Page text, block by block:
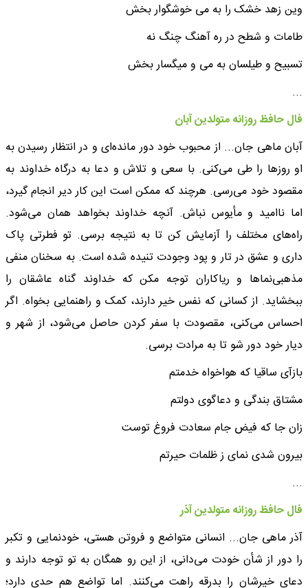
وین زهد خشک را به می خوشگوار بخش
طامات و شطح در ره آهنگ چنگ نه
تسبیح و طیلسان به می و میگسار بخش
...
فال حافظ روزانه متولدین آبان
آبان ماهی جان... از محبوب خود دور مانده‌ای و در انتظار رسیدن به
او روزها را طی می‌کنی. با سعی و تلاش و دعا به درگاه خداوند به
مقصود خود می‌رسی. هرچند که ممکن است این کار دیر انجام گیرد،
اما ناامید و مأیوس نباش. آنچه خداوند بخواهد همان می‌شود.
راه‌های مختلف را آزمایش کن تا به نتیجه برسی. تو فطرتی پاک
داری و عشق در تار و پود وجودت تنیده شده است. به سخنان منفی
مذهبی‌نماها و ریاکاران توجه مکن که خداوند گناه عاشقان را
ببخشاید. از کسانی که نفس خیر دارند، کمک و راهنمایی بخواه. اگر
احساس می‌کنی، مقصودت با سفر کردن حاصل می‌شود، از شهر و
دیار خود دور شو تا به مرادت برسی.
بازآی ساقیا که هواخواه خدمتم
مشتاق بندگی و دعاگوی دولتم
زان جا که فیض جام سعادت فروغ توست
بیرون شدی نمای ز ظلمات حیرتم
...
فال حافظ روزانه متولدین آذر
آذر ماهی جان... انسانی متواضع و فروتن هستی، خودنمایی و تکبر
را دور از شأن خودت می‌دانی، از این رو همگان به تو توجه دارند و
دعای خیرشان را بدرقه راهت می‌کنند. اما تواضع هم حدی دارد؛